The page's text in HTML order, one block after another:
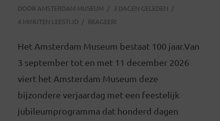
DOOR AMSTERDAM MUSEUM
3 DAGEN GELEDEN
4 MINUTEN LEESTIJD
REAGEER!
Het Amsterdam Museum bestaat 100 jaar.Van
3 september tot en met 11 december 2026
viert het Amsterdam Museum deze
bijzondere verjaardag met een feestelijk
jubileumprogramma dat honderd dagen